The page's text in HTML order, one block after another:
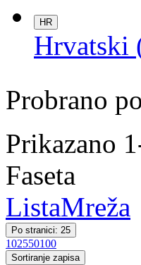
HR
Hrvatski
Probrano
Prikazano
Faseta
ListaMreža
Po stranici: 25
102550100
Sortiranje zapisa